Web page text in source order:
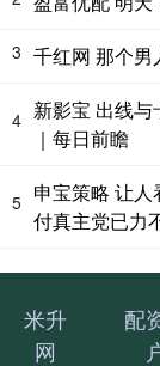
3 千红网 那个
4 新影宝 出线
｜每日前瞻
5 申宝策略 让
付真主党已力
米升
网
配